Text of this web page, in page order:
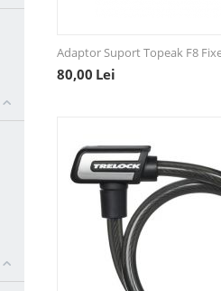
Adaptor Suport Topeak F8
80,00 Lei